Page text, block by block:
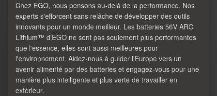
Chez EGO, nous pensons au-delà de la performance. Nos
experts s'efforcent sans relâche de développer des outils
innovants pour un monde meilleur. Les batteries 56V ARC
Lithium™ d'EGO ne sont pas seulement plus performantes
que l'essence, elles sont aussi meilleures pour
l'environnement. Aidez-nous à guider l'Europe vers un
avenir alimenté par des batteries et engagez-vous pour une
manière plus intelligente et plus verte de travailler en
extérieur.